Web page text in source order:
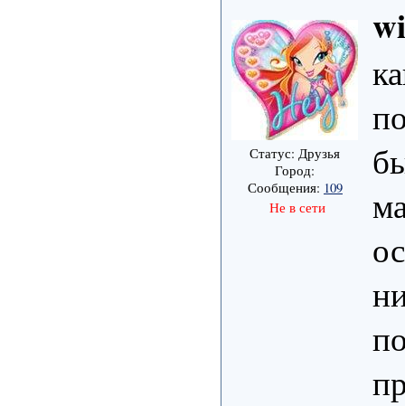
Статус: Друзья
Город:
Сообщения: 109
Не в сети